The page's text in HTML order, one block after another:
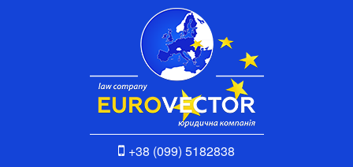
+38 (099) 5182838